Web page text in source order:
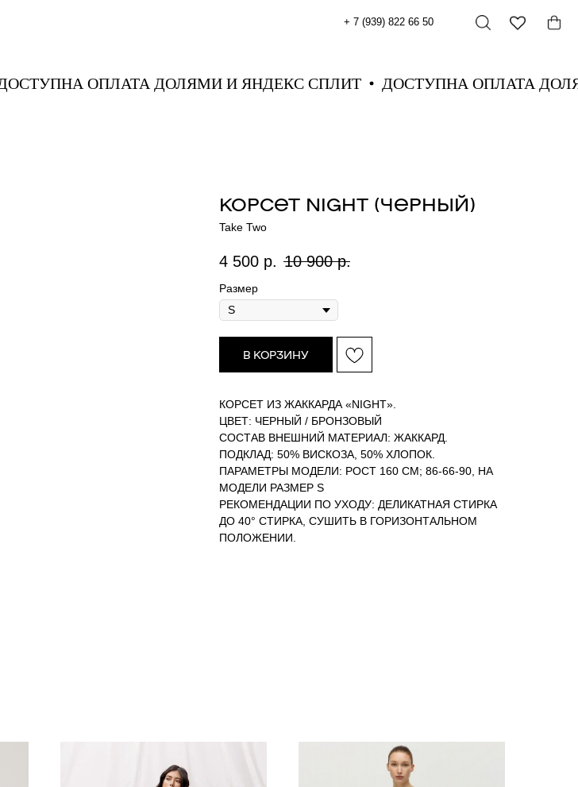
ДОСТУПНА ОПЛАТА ДОЛЯМИ И ЯНДЕКС СПЛИТ ДОСТУПНА ОПЛАТА
КОРСЕТ NIGHT (ЧЕРНЫЙ)
Take Two
4 500 р. 10 900 р.
Размер
В КОРЗИНУ
КОРСЕТ ИЗ ЖАККАРДА «NIGHT».
ЦВЕТ: ЧЕРНЫЙ / БРОНЗОВЫЙ
СОСТАВ ВНЕШНИЙ МАТЕРИАЛ: ЖАККАРД.
ПОДКЛАД: 50% ВИСКОЗА, 50% ХЛОПОК.
ПАРАМЕТРЫ МОДЕЛИ: РОСТ 160 СМ; 86-66-90, НА
МОДЕЛИ РАЗМЕР S
РЕКОМЕНДАЦИИ ПО УХОДУ: ДЕЛИКАТНАЯ СТИРКА
ДО 40° СТИРКА, СУШИТЬ В ГОРИЗОНТАЛЬНОМ
ПОЛОЖЕНИИ.